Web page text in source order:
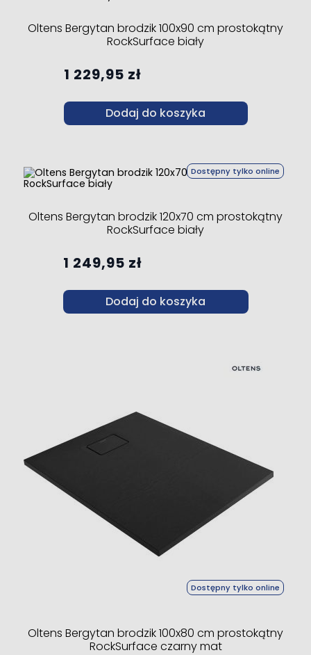
Oltens Bergytan brodzik 100x90 cm prostokątny
RockSurface biały
1 229,95 zł
Dodaj do koszyka
Dostępny tylko online
Oltens Bergytan brodzik 120x70 cm prostokątny
RockSurface biały
1 249,95 zł
Dodaj do koszyka
Dostępny tylko online
Oltens Bergytan brodzik 100x80 cm prostokątny
RockSurface czarny mat